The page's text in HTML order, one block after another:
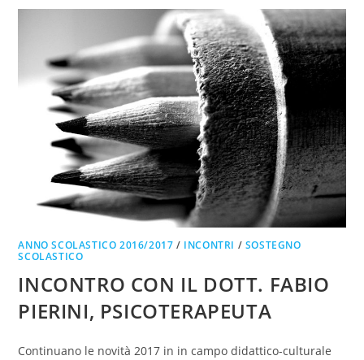
ANNO SCOLASTICO 2016/2017 / INCONTRI / SOSTEGNO
SCOLASTICO
INCONTRO CON IL DOTT. FABIO
PIERINI, PSICOTERAPEUTA
Continuano le novità 2017 in in campo didattico-culturale